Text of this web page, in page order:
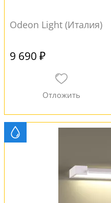
Odeon Light (Италия)
9 690 ₽